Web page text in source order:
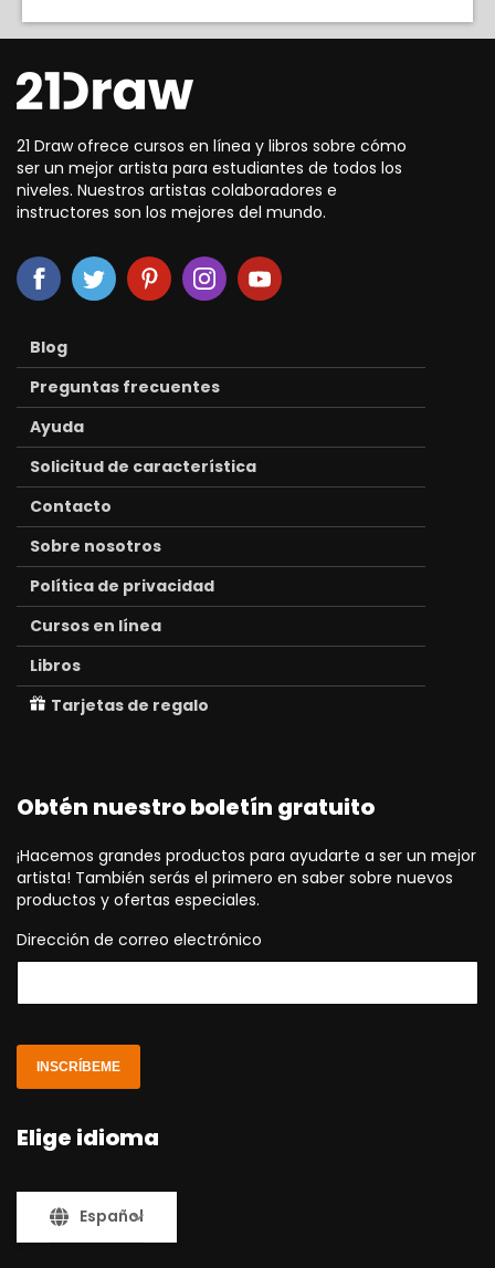
21 Draw ofrece cursos en línea y libros sobre cómo
ser un mejor artista para estudiantes de todos los
niveles. Nuestros artistas colaboradores e
instructores son los mejores del mundo.
Blog
Preguntas frecuentes
Ayuda
Solicitud de característica
Contacto
Sobre nosotros
Política de privacidad
Cursos en línea
Libros
Tarjetas de regalo
Obtén nuestro boletín gratuito
¡Hacemos grandes productos para ayudarte a ser un mejor
artista! También serás el primero en saber sobre nuevos
productos y ofertas especiales.
Dirección de correo electrónico
INSCRÍBEME
Elige idioma
Español